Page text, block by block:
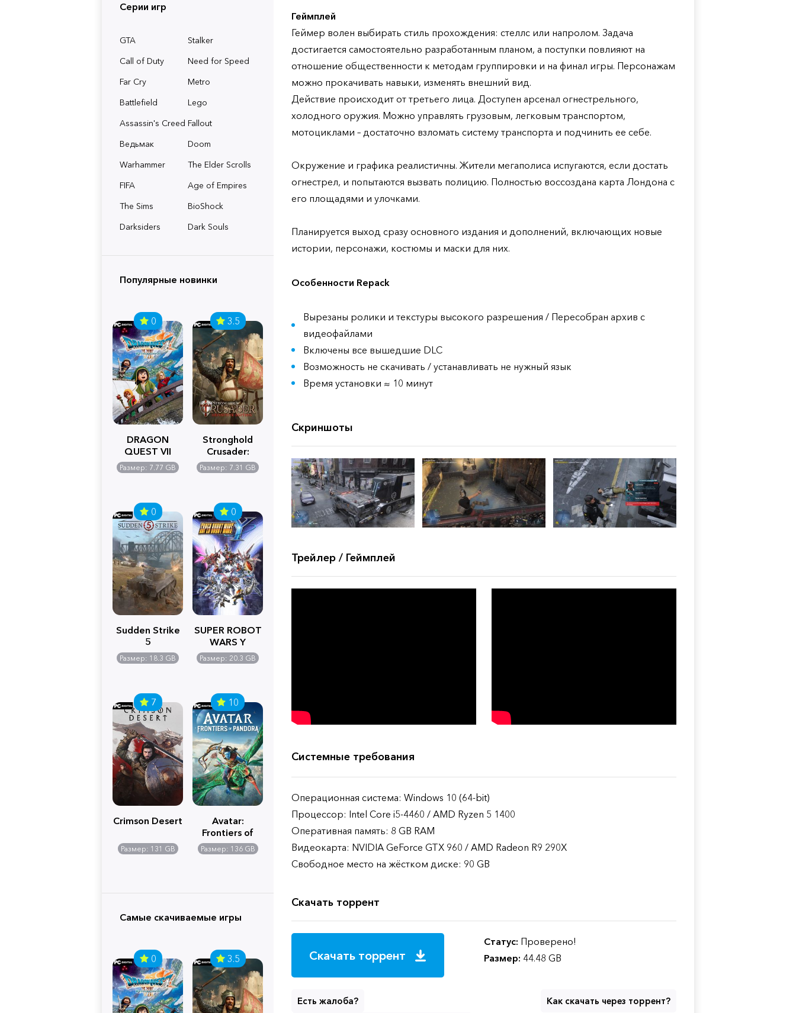
Серии игр
GTA
Stalker
Call of Duty
Need for Speed
Far Cry
Metro
Battlefield
Lego
Assassin's Creed Fallout
Ведьмак
Doom
Warhammer
The Elder Scrolls
FIFA
Age of Empires
The Sims
BioShock
Darksiders
Dark Souls
Популярные новинки
0
DRAGON
QUEST VII
Reimagined
Размер: 7.77 GB
3.5
Stronghold
Crusader:
Definitive
Edition
Размер: 7.31 GB
0
Sudden Strike
5
Размер: 18.3 GB
0
SUPER ROBOT
WARS Y
Размер: 20.3 GB
7
Crimson Desert
Размер: 131 GB
10
Avatar:
Frontiers of
Pandora
Размер: 136 GB
Самые скачиваемые игры
0 3.5
Геймплей
Геймер волен выбирать стиль прохождения: стеллс или напролом. Задача
достигается самостоятельно разработанным планом, а поступки повлияют на
отношение общественности к методам группировки и на финал игры. Персонажам
можно прокачивать навыки, изменять внешний вид.
Действие происходит от третьего лица. Доступен арсенал огнестрельного,
холодного оружия. Можно управлять грузовым, легковым транспортом,
мотоциклами – достаточно взломать систему транспорта и подчинить ее себе.
Окружение и графика реалистичны. Жители мегаполиса испугаются, если достать
огнестрел, и попытаются вызвать полицию. Полностью воссоздана карта Лондона с
его площадями и улочками.
Планируется выход сразу основного издания и дополнений, включающих новые
истории, персонажи, костюмы и маски для них.
Особенности Repack
Вырезаны ролики и текстуры высокого разрешения / Пересобран архив с
видеофайлами
Включены все вышедшие DLC
Возможность не скачивать / устанавливать не нужный язык
Время установки ≈ 10 минут
Скриншоты
Трейлер / Геймплей
Системные требования
Операционная система: Windows 10 (64-bit)
Процессор: Intel Core i5-4460 / AMD Ryzen 5 1400
Оперативная память: 8 GB RAM
Видеокарта: NVIDIA GeForce GTX 960 / AMD Radeon R9 290X
Свободное место на жёстком диске: 90 GB
Скачать торрент
Скачать торрент
Статус: Проверено!
Размер: 44.48 GB
Есть жалоба? Как скачать через торрент?